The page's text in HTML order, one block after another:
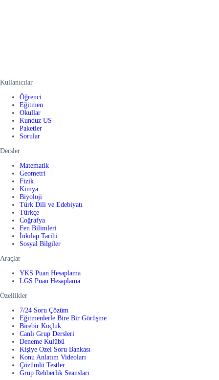
Kullanıcılar
Öğrenci
Eğitmen
Okullar
Kunduz US
Paketler
Sorular
Dersler
Matematik
Geometri
Fizik
Kimya
Biyoloji
Türk Dili ve Edebiyatı
Türkçe
Coğrafya
Fen Bilimleri
İnkılap Tarihi
Sosyal Bilgiler
Araçlar
YKS Puan Hesaplama
LGS Puan Hesaplama
Özellikler
7/24 Soru Çözüm
Eğitmenlerle Bire Bir Görüşme
Birebir Koçluk
Canlı Grup Dersleri
Deneme Kulübü
Kişiye Özel Soru Bankası
Konu Anlatım Videoları
Çözümlü Testler
Grup Rehberlik Seansları